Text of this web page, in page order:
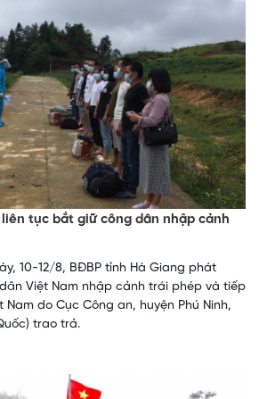
tục bắt giữ công dân nhập cảnh
10-12/8, BĐBP tỉnh Hà Giang phát
Việt Nam nhập cảnh trái phép và tiếp
Nam do Cục Công an, huyện Phú Ninh,
trao trả.